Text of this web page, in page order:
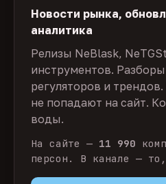
Новости рынка,
аналитика
Релизы NeBlask,
инструментов.
регуляторов и
не попадают на сайт.
воды.
На сайте — 11 990
персон. В канале —